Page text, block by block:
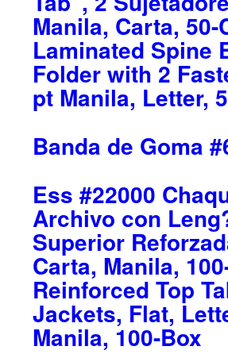
Manila, Carta, 50-
Laminated Spine
Folder with 2
pt Manila, Letter,
Banda de Goma
Ess #22000
Archivo con
Superior
Carta, Manila,
Reinforced Top
Jackets, Flat,
Manila, 100-Box